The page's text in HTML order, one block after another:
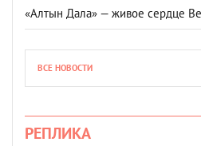
«Алтын Дала» — живое сердце
ВСЕ НОВОСТИ
РЕПЛИКА